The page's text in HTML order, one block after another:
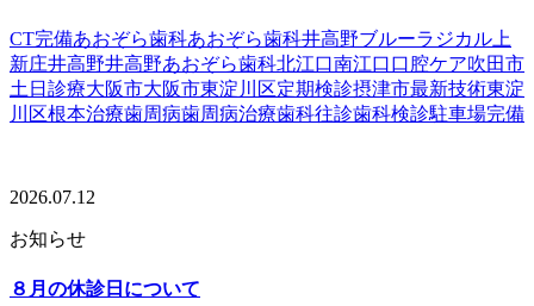
CT完備あおぞら歯科あおぞら歯科井高野ブルーラジカル 上
新庄井高野井高野あおぞら歯科北江口南江口口腔ケア吹田市
土日診療大阪市大阪市東淀川区定期検診摂津市最新技術東淀
川区根本治療歯周病歯周病治療歯科往診歯科検診駐車場完備
2026.07.12
お知らせ
８月の休診日について